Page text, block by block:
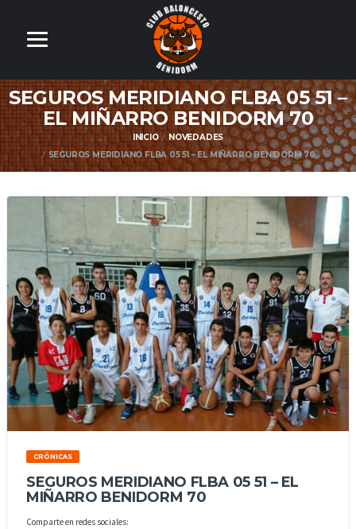
SEGUROS MERIDIANO FLBA 05 51 –
EL MIÑARRO BENIDORM 70
INICIO
NOVEDADES
SEGUROS MERIDIANO FLBA 05 51 – EL MIÑARRO BENIDORM 70
CRÓNICAS
SEGUROS MERIDIANO FLBA 05 51 – EL
MIÑARRO BENIDORM 70
Comparte en redes sociales: